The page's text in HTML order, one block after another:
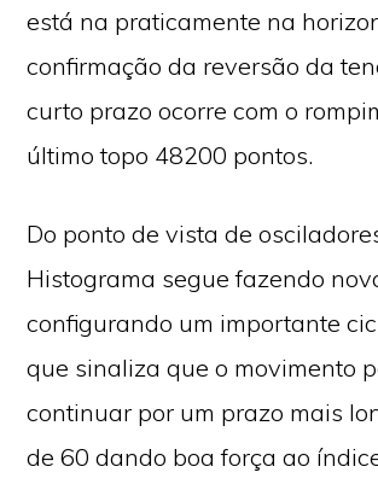
está na praticamente na
confirmação da reversão da
curto prazo ocorre com o
último topo 48200 pontos.
Do ponto de vista de
Histograma segue fazendo
configurando um importante
que sinaliza que o movimento
continuar por um prazo mais
de 60 dando boa força ao